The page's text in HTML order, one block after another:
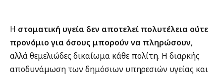
Η στοματική υγεία δεν αποτελεί πολυτέλεια ούτε
προνόμιο για όσους μπορούν να πληρώσουν,
αλλά θεμελιώδες δικαίωμα κάθε πολίτη. Η διαρκής
αποδυνάμωση των δημόσιων υπηρεσιών υγείας και